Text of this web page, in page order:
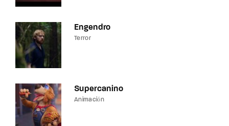
Engendro
Terror
Supercanino
Animación